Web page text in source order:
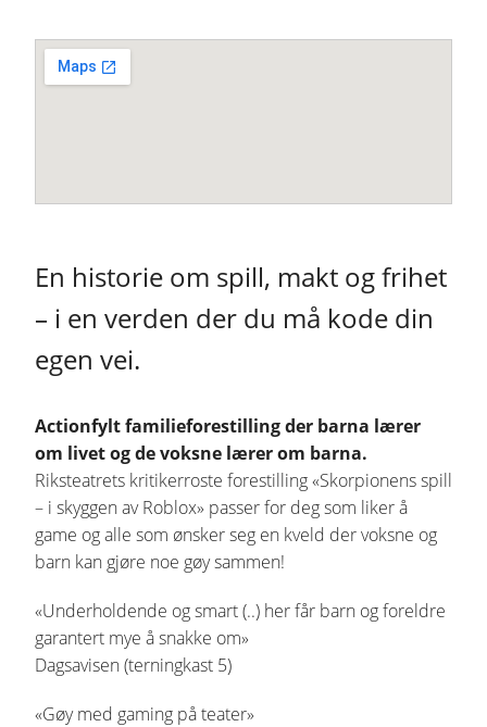
En historie om spill, makt og frihet
– i en verden der du må kode din
egen vei.
Actionfylt familieforestilling der barna lærer
om livet og de voksne lærer om barna.
Riksteatrets kritikerroste forestilling «Skorpionens spill
– i skyggen av Roblox» passer for deg som liker å
game og alle som ønsker seg en kveld der voksne og
barn kan gjøre noe gøy sammen!
«Underholdende og smart (..) her får barn og foreldre
garantert mye å snakke om»
Dagsavisen (terningkast 5)
«Gøy med gaming på teater»